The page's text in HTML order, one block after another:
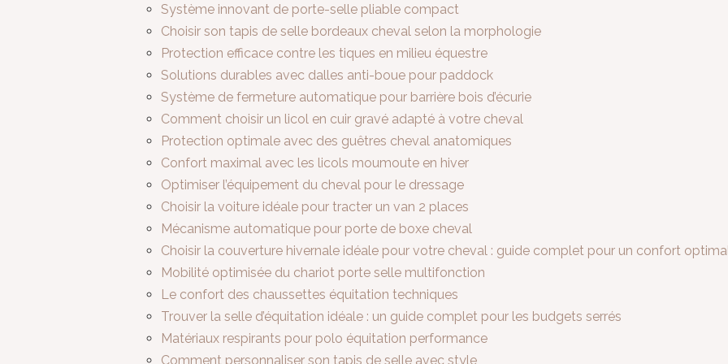
Système innovant de porte-selle pliable compact
Choisir son tapis de selle bordeaux cheval selon la morphologie
Protection efficace contre les tiques en milieu équestre
Solutions durables avec dalles anti-boue pour paddock
Système de fermeture automatique pour barrière bois d’écurie
Comment choisir un licol en cuir gravé adapté à votre cheval
Protection optimale avec des guêtres cheval anatomiques
Confort maximal avec les licols moumoute en hiver
Optimiser l’équipement du cheval pour le dressage
Choisir la voiture idéale pour tracter un van 2 places
Mécanisme automatique pour porte de boxe cheval
Choisir la couverture hivernale idéale pour votre cheval : guide complet pour un confort
Mobilité optimisée du chariot porte selle multifonction
Le confort des chaussettes équitation techniques
Trouver la selle d’équitation idéale : un guide complet pour les budgets serrés
Matériaux respirants pour polo équitation performance
Comment personnaliser son tapis de selle avec style